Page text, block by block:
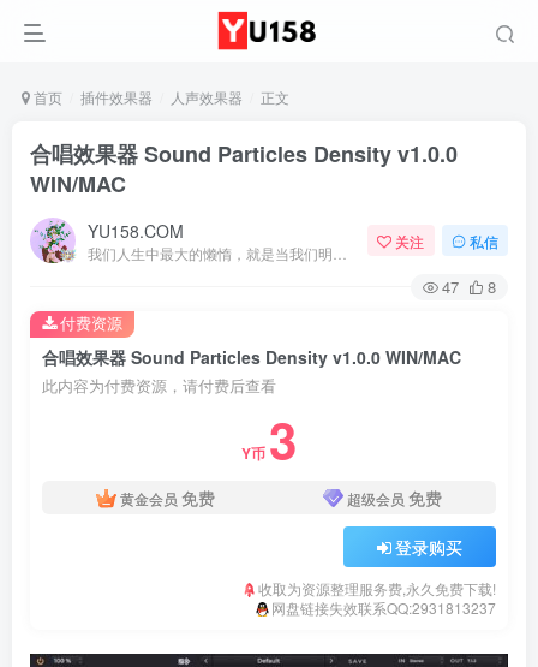
首页 插件效果器 人声效果器 正文
合唱效果器 Sound Particles Density v1.0.0
WIN/MAC
YU158.COM 关注 私信
47 8
合唱效果器 Sound Particles Density v1.0.0 WIN/MAC
此内容为付费资源，请付费后查看
Y币 3
黄金会员 免费 超级会员 免费
登录购买
收取为资源整理服务费,永久免费下载!
网盘链接失效联系QQ:2931813237
付费资源